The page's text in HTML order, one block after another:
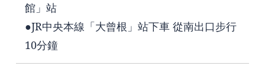
館」站
●JR中央本線「大曾根」站下車 從南出口步行
10分鐘